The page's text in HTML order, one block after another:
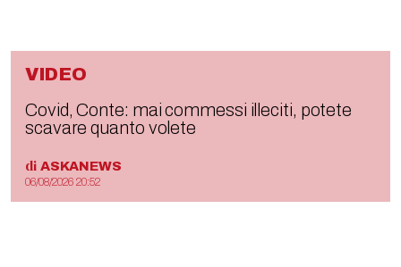
VIDEO
Covid, Conte: mai commessi illeciti, potete
scavare quanto volete
di ASKANEWS
06/08/2026 20:52